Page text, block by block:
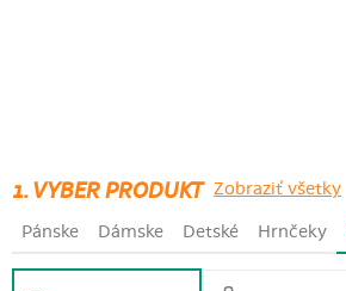
1. VYBER PRODUKT Zobraziť všetky
Pánske Dámske Detské Hrnčeky